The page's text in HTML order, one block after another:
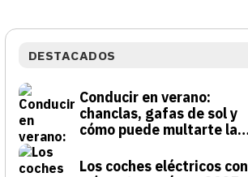
DESTACADOS
Conducir en verano:
chanclas, gafas de sol y
cómo puede multarte la
Los coches eléctricos con